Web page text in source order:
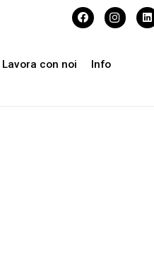
Lavora con noi Info